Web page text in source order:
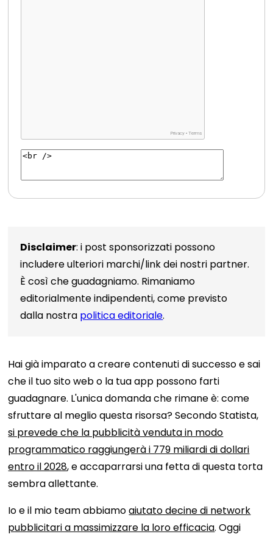
Disclaimer: i post sponsorizzati possono
includere ulteriori marchi/link dei nostri partner.
È così che guadagniamo. Rimaniamo
editorialmente indipendenti, come previsto
dalla nostra politica editoriale.
Hai già imparato a creare contenuti di successo e sai
che il tuo sito web o la tua app possono farti
guadagnare. L'unica domanda che rimane è: come
sfruttare al meglio questa risorsa? Secondo Statista,
si prevede che la pubblicità venduta in modo
programmatico raggiungerà i 779 miliardi di dollari
entro il 2028, e accaparrarsi una fetta di questa torta
sembra allettante.
Io e il mio team abbiamoaiutato decine di network
pubblicitari a massimizzare la loro efficacia. Oggi